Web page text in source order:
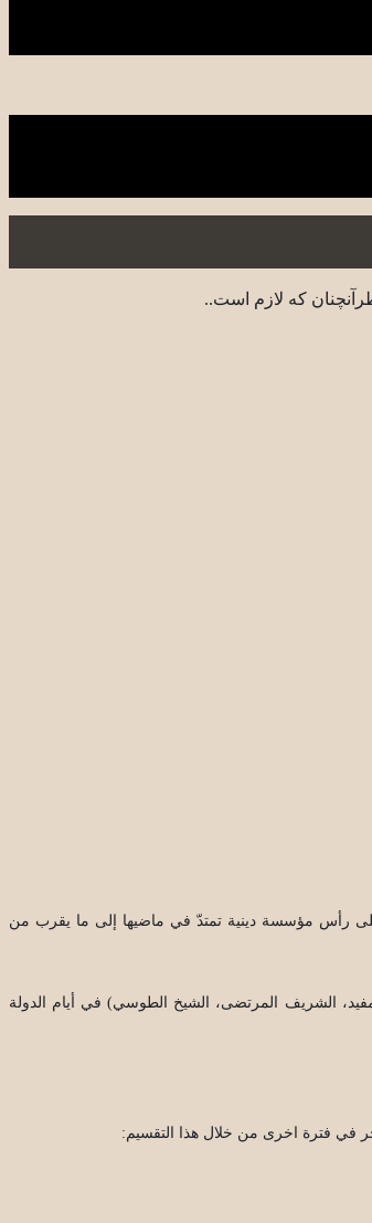
که لازم است..
على رأس مؤسسة دينية تمتدّ في ماضيها إلى ما يقرب من
الشريف المرتضى، الشيخ الطوسي) في أيام الدولة
في فترة اخرى من خلال هذا التقسيم: